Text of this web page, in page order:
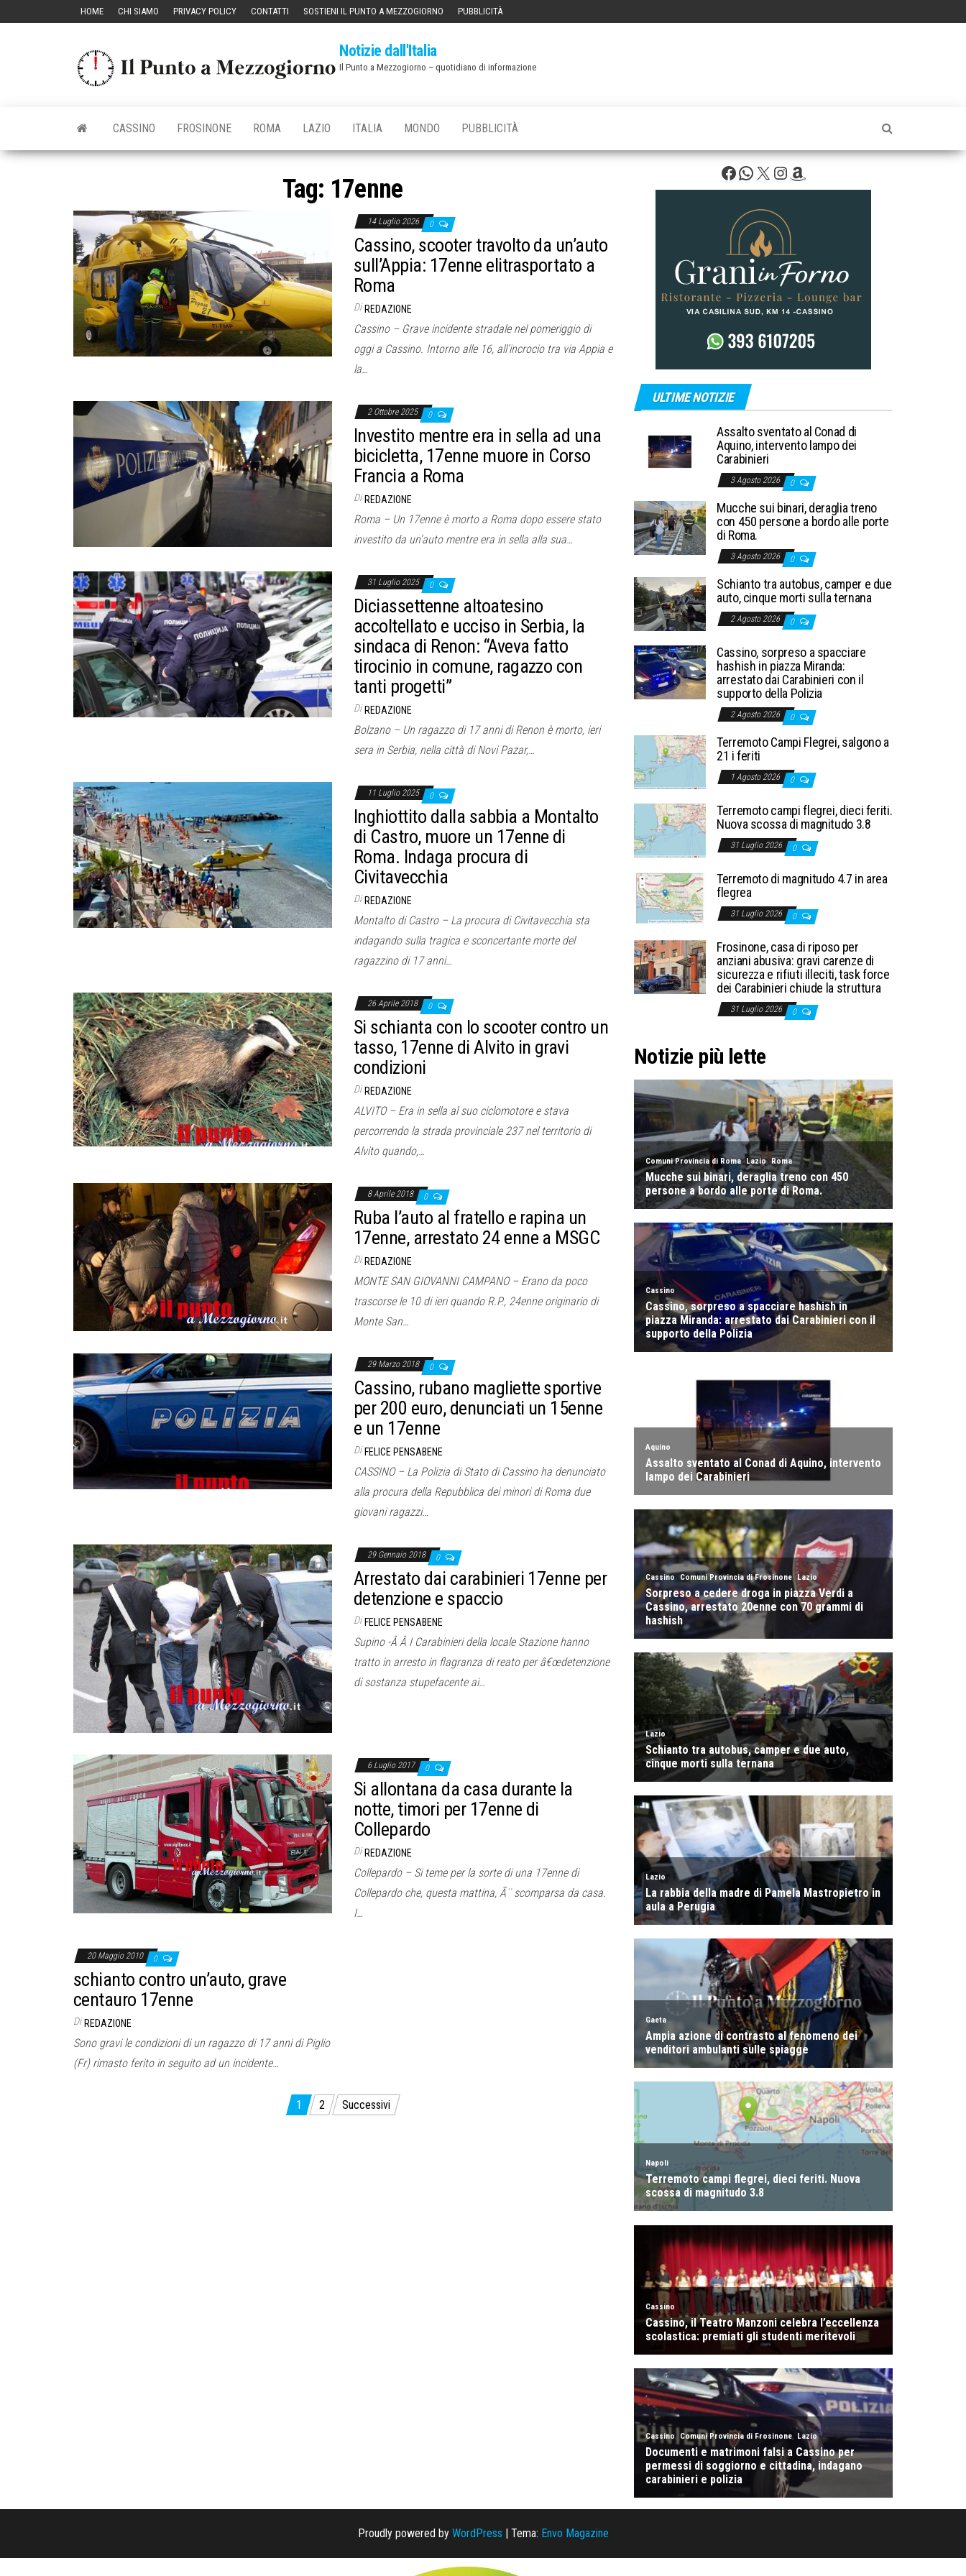
HOME CHI SIAMO PRIVACY POLICY CONTATTI SOSTIENI IL PUNTO A MEZZOGIORNO PUBBLICITÀ
Notizie dall'Italia
Il Punto a Mezzogiorno – quotidiano di informazione
CASSINO FROSINONE ROMA LAZIO ITALIA MONDO PUBBLICITÀ
Tag: 17enne
14 Luglio 2026 0
Cassino, scooter travolto da un’auto
sull’Appia: 17enne elitrasportato a
Roma
Di REDAZIONE
Cassino – Grave incidente stradale nel pomeriggio di
oggi a Cassino. Intorno alle 16, all’incrocio tra via Appia e
la…
2 Ottobre 2025 0
Investito mentre era in sella ad una
bicicletta, 17enne muore in Corso
Francia a Roma
Di REDAZIONE
Roma – Un 17enne è morto a Roma dopo essere stato
investito da un’auto mentre era in sella alla sua…
31 Luglio 2025 0
Diciassettenne altoatesino
accoltellato e ucciso in Serbia, la
sindaca di Renon: “Aveva fatto
tirocinio in comune, ragazzo con
tanti progetti”
Di REDAZIONE
Bolzano – Un ragazzo di 17 anni di Renon è morto, ieri
sera in Serbia, nella città di Novi Pazar,…
11 Luglio 2025 0
Inghiottito dalla sabbia a Montalto
di Castro, muore un 17enne di
Roma. Indaga procura di
Civitavecchia
Di REDAZIONE
Montalto di Castro – La procura di Civitavecchia sta
indagando sulla tragica e sconcertante morte del
ragazzino di 17 anni…
26 Aprile 2018 0
Si schianta con lo scooter contro un
tasso, 17enne di Alvito in gravi
condizioni
Di REDAZIONE
ALVITO – Era in sella al suo ciclomotore e stava
percorrendo la strada provinciale 237 nel territorio di
Alvito quando,…
8 Aprile 2018 0
Ruba l’auto al fratello e rapina un
17enne, arrestato 24 enne a MSGC
Di REDAZIONE
MONTE SAN GIOVANNI CAMPANO – Erano da poco
trascorse le 10 di ieri quando R.P., 24enne originario di
Monte San…
29 Marzo 2018 0
Cassino, rubano magliette sportive
per 200 euro, denunciati un 15enne
e un 17enne
Di FELICE PENSABENE
CASSINO – La Polizia di Stato di Cassino ha denunciato
alla procura della Repubblica dei minori di Roma due
giovani ragazzi…
29 Gennaio 2018 0
Arrestato dai carabinieri 17enne per
detenzione e spaccio
Di FELICE PENSABENE
Supino -Â Â I Carabinieri della locale Stazione hanno
tratto in arresto in flagranza di reato per â€œdetenzione
di sostanza stupefacente ai…
6 Luglio 2017 0
Si allontana da casa durante la
notte, timori per 17enne di
Collepardo
Di REDAZIONE
Collepardo – Si teme per la sorte di una 17enne di
Collepardo che, questa mattina, Ã¨ scomparsa da casa.
I…
20 Maggio 2010 0
schianto contro un’auto, grave
centauro 17enne
Di REDAZIONE
Sono gravi le condizioni di un ragazzo di 17 anni di Piglio
(Fr) rimasto ferito in seguito ad un incidente…
1 2 Successivi
Facebook
WhatsApp
X Instagram
Amazon
ULTIME NOTIZIE
Assalto sventato al Conad di
Aquino, intervento lampo dei
Carabinieri
3 Agosto 2026 0
Mucche sui binari, deraglia treno
con 450 persone a bordo alle porte
di Roma.
3 Agosto 2026 0
Schianto tra autobus, camper e due
auto, cinque morti sulla ternana
2 Agosto 2026 0
Cassino, sorpreso a spacciare
hashish in piazza Miranda:
arrestato dai Carabinieri con il
supporto della Polizia
2 Agosto 2026 0
Terremoto Campi Flegrei, salgono a
21 i feriti
1 Agosto 2026 0
Terremoto campi flegrei, dieci feriti.
Nuova scossa di magnitudo 3.8
31 Luglio 2026 0
Terremoto di magnitudo 4.7 in area
flegrea
31 Luglio 2026 0
Frosinone, casa di riposo per
anziani abusiva: gravi carenze di
sicurezza e rifiuti illeciti, task force
dei Carabinieri chiude la struttura
31 Luglio 2026 0
Notizie più lette
Proudly powered by WordPress | Tema: Envo Magazine